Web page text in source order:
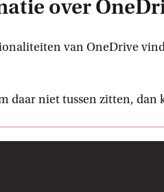
over
van OneDrive
daar niet tussen zitten, dan